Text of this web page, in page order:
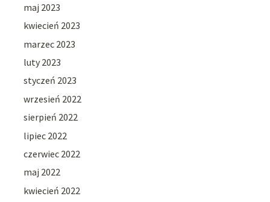
maj 2023
kwiecień 2023
marzec 2023
luty 2023
styczeń 2023
wrzesień 2022
sierpień 2022
lipiec 2022
czerwiec 2022
maj 2022
kwiecień 2022